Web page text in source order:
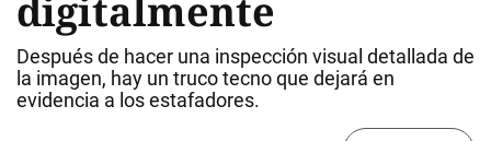
digitalmente
Después de hacer una inspección visual detallada de
la imagen, hay un truco tecno que dejará en
evidencia a los estafadores.